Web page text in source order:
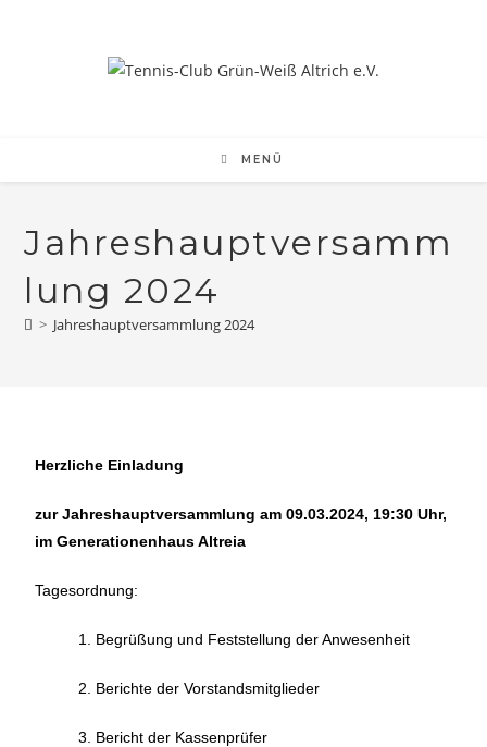
MENÜ
Jahreshauptversamm
lung 2024
> Jahreshauptversammlung 2024
Herzliche Einladung
zur Jahreshauptversammlung am 09.03.2024, 19:30 Uhr,
im Generationenhaus Altreia
Tagesordnung:
1. Begrüßung und Feststellung der Anwesenheit
2. Berichte der Vorstandsmitglieder
3. Bericht der Kassenprüfer